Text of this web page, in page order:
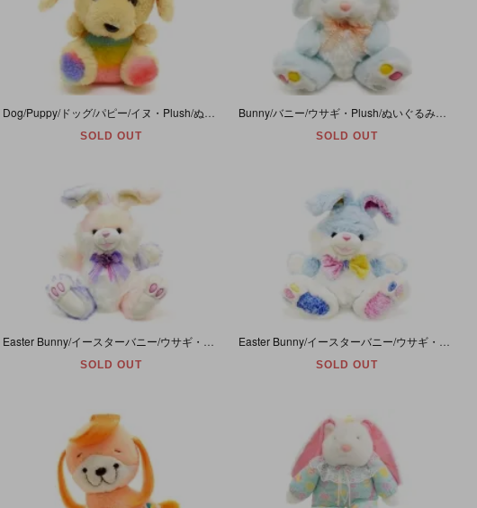
SOLD OUT
Bunny/バニー/ウサギ・Plush/ぬいぐるみ・パステルブルー×ホワイト・高さ約23cm・Easter/イースター
SOLD OUT
SOLD OUT SOLD OUT